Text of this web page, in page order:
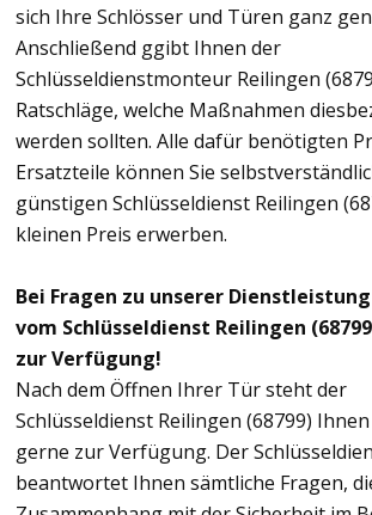
sich Ihre Schlösser und Türen ganz
Anschließend ggibt Ihnen der
Schlüsseldienstmonteur Reilingen
Ratschläge, welche Maßnahmen
werden sollten. Alle dafür benötigten
Ersatzteile können Sie
günstigen Schlüsseldienst Reilingen
kleinen Preis erwerben.
Bei Fragen zu unserer
vom Schlüsseldienst Reilingen
zur Verfügung!
Nach dem Öffnen Ihrer Tür steht der
Schlüsseldienst Reilingen (68799)
gerne zur Verfügung. Der
beantwortet Ihnen sämtliche Fragen,